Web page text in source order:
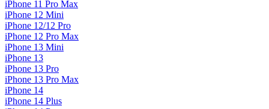
iPhone 11 Pro Max
iPhone 12 Mini
iPhone 12/12 Pro
iPhone 12 Pro Max
iPhone 13 Mini
iPhone 13
iPhone 13 Pro
iPhone 13 Pro Max
iPhone 14
iPhone 14 Plus